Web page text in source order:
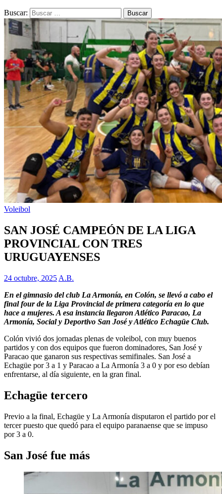
Buscar:
Voleibol
SAN JOSÉ CAMPEÓN DE LA LIGA
PROVINCIAL CON TRES
URUGUAYENSES
24 octubre, 2025 A.B.
En el gimnasio del club La Armonía, en Colón, se llevó a cabo el
final four de la Liga Provincial de primera categoría en lo que
hace a mujeres. A esa instancia llegaron Atlético Paracao, La
Armonía, Social y Deportivo San José y Atlético Echagüe Club.
Colón vivió dos jornadas plenas de voleibol, con muy buenos
partidos y con dos equipos que fueron dominadores, San José y
Paracao que ganaron sus respectivas semifinales. San José a
Echagüe por 3 a 1 y Paracao a La Armonía 3 a 0 y por eso debían
enfrentarse, al día siguiente, en la gran final.
Echagüe tercero
Previo a la final, Echagüe y La Armonía disputaron el partido por el
tercer puesto que quedó para el equipo paranaense que se impuso
por 3 a 0.
San José fue más